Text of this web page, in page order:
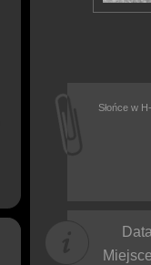
Słońce w